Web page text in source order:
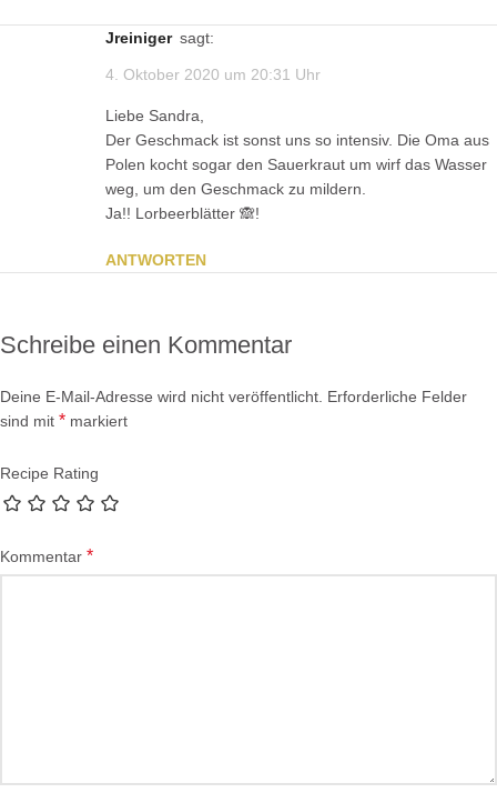
jreiniger sagt:
4. Oktober 2020 um 20:31 Uhr
Liebe Sandra,
Der Geschmack ist sonst uns so intensiv. Die Oma aus
Polen kocht sogar den Sauerkraut um wirf das Wasser
weg, um den Geschmack zu mildern.
Ja!! Lorbeerblätter 🙈!
ANTWORTEN
Schreibe einen Kommentar
Deine E-Mail-Adresse wird nicht veröffentlicht. Erforderliche Felder
sind mit * markiert
Recipe Rating
Kommentar *